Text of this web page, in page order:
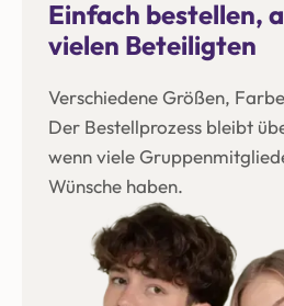
Einfach bestellen,
vielen Beteiligten
Verschiedene Größen,
Der Bestellprozess bleibt
wenn viele
Wünsche haben.